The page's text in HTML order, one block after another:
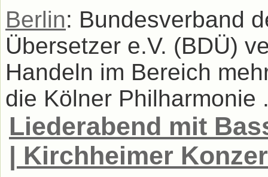
Berlin: Bundesverband
Übersetzer e.V. (BDÜ)
Handeln im Bereich
die Kölner Philharmonie
Liederabend mit
| Kirchheimer